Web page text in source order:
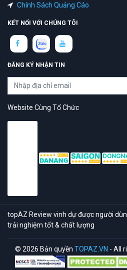
Chính Sách Quảng Cáo
KẾT NỐI VỚI CHÚNG TÔI
ĐĂNG KÝ NHẬN TIN
Website Cùng Tổ Chức
topAZ Review vinh dự được người
trải nghiệm tốt & chất lượng